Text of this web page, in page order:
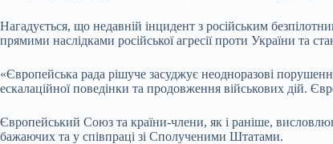
Нагадується, що недавній інцидент з російським
прямими наслідками російської агресії проти України та
«Європейська рада рішуче засуджує неодноразові
ескалаційної поведінки та продовження військових дій.
Європейський Союз та країни-члени, як і раніше,
бажаючих та у співпраці зі Сполученими Штатами.